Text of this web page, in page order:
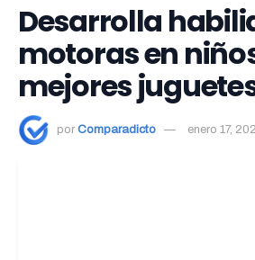
Desarrolla
motoras en
mejores
por Comparadicto enero 17,